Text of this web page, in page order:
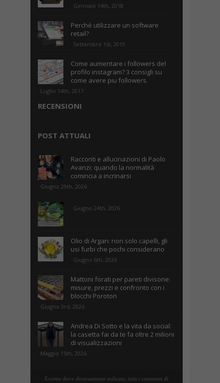
Gennaio 14th, 2018
Perché utilizzare un software
retail?
Settembre 1st, 2019
Come aumentare i followers del
profilo instagram? 3 consigli su
come avere piu followers.
Luglio 14th, 2017
RECENSIONI
POST ATTUALI
Racconti e allucinazioni di Paolo
Avanzi: quando la normalità
comincia a incrinarsi
Giugno 29th, 2026
Giugno 24th, 2026
Olio di Argan: non solo capelli, gli
usi furbi che pochi considerano
Giugno 6th, 2026
Mattoni forati per pareti divisorie:
misure, prezzi e confronto con i
blocchi Poroton
Giugno 3rd, 2026
Andrea Di Sotto e la vita da social:
la casetta fai da te fa oltre 2 milioni
di visualizzazioni
Maggio 15th, 2026
Eccetto dove diversamente indicato, tutti i contenuti di